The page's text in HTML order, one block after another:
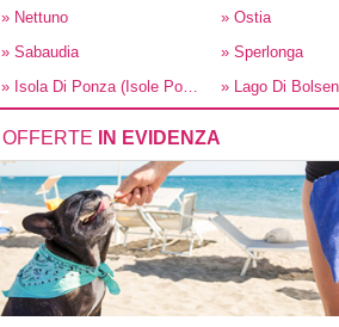
» Nettuno
» Ostia
» Sabaudia
» Sperlonga
» Isola Di Ponza (Isole Pontine)
» Lago Di
OFFERTE IN EVIDENZA